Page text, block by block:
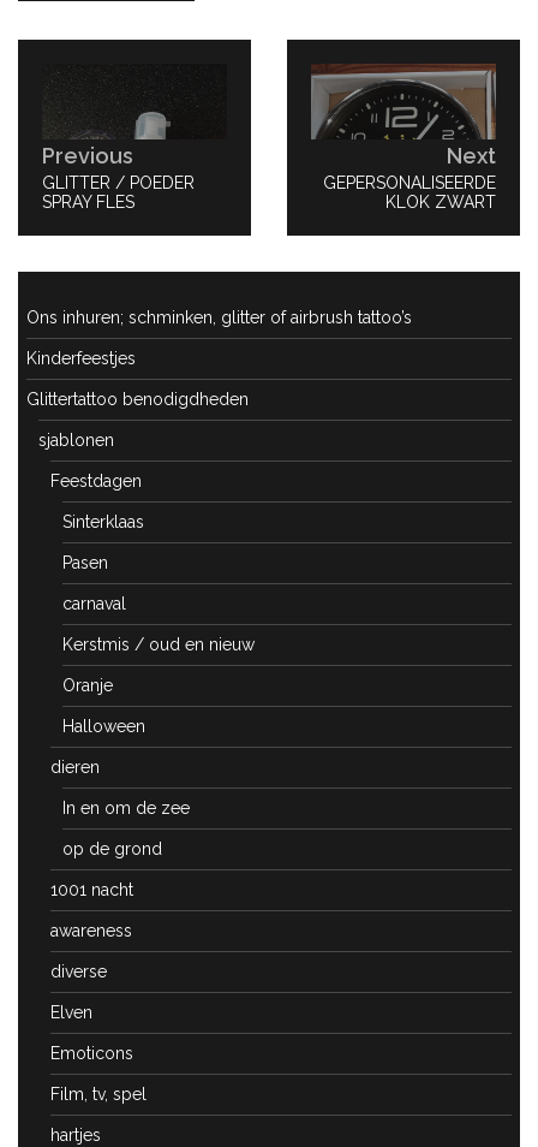
navigatie
Previous
PREVIOUS
POST:
GLITTER / POEDER
SPRAY FLES
Next
NEXT
GEPERSONALISEERDE
KLOK ZWART
Ons inhuren; schminken, glitter of airbrush tattoo’s
Kinderfeestjes
Glittertattoo benodigdheden
sjablonen
Feestdagen
Sinterklaas
Pasen
carnaval
Kerstmis / oud en nieuw
Oranje
Halloween
dieren
In en om de zee
op de grond
1001 nacht
awareness
diverse
Elven
Emoticons
Film, tv, spel
hartjes